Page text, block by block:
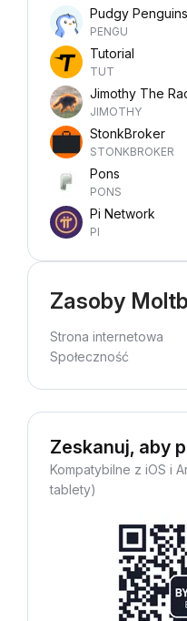
Pudgy Penguins
PENGU
Tutorial
TUT
Jimothy The
JIMOTHY
StonkBroker
STONKBROKER
Pons
PONS
Pi Network
PI
Zasoby
Strona internetowa
Społeczność
Zeskanuj, aby
Kompatybilne z iOS i
tablety)